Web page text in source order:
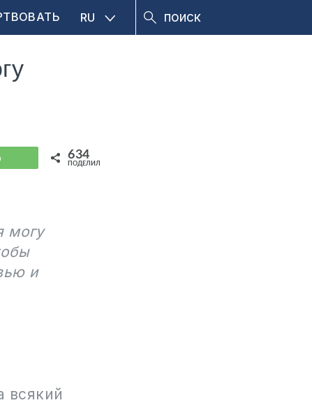
RU
WhatsApp 634
ПОДЕЛИЛИСЬ
могу
и
всякий